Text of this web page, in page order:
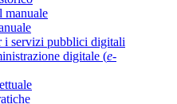
manuale
i servizi pubblici digitali
digitale (e-